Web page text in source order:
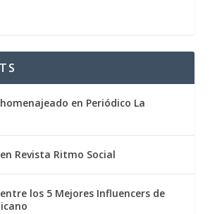
en Periódico La
Revista Ritmo Social
los 5 Mejores Influencers de